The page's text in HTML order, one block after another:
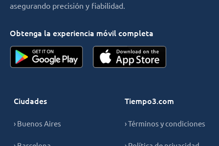
asegurando precisión y fiabilidad.
Obtenga la experiencia móvil completa
Ciudades
› Buenos Aires
Tiempo3.com
› Términos y condiciones